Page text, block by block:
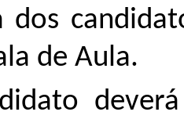
dos
de Aula.